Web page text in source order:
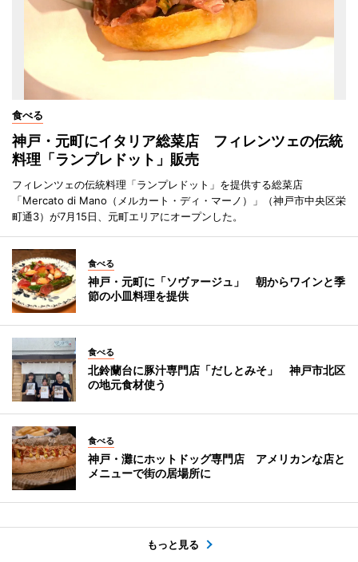
食べる
神戸・元町にイタリア総菜店 フィレンツェの伝統
料理「ランプレドット」販売
フィレンツェの伝統料理「ランプレドット」を提供する総菜店
「Mercato di Mano（メルカート・ディ・マーノ）」（神戸市中央区栄
町通3）が7月15日、元町エリアにオープンした。
食べる
神戸・元町に「ソヴァージュ」 朝からワインと季
節の小皿料理を提供
食べる
北鈴蘭台に豚汁専門店「だしとみそ」 神戸市北区
の地元食材使う
食べる
神戸・灘にホットドッグ専門店 アメリカンな店と
メニューで街の居場所に
もっと見る